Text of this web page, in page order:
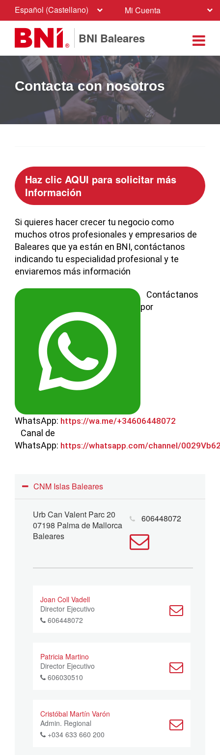
Español (Castellano) Mi Cuenta
BNI Baleares
Contacta con nosotros
Haz clic AQUI para solicitar más
Información
Si quieres hacer crecer tu negocio como
muchos otros profesionales y empresarios de
Baleares que ya están en BNI, contáctanos
indicando tu especialidad profesional y te
enviaremos más información
Contáctanos
por
WhatsApp: https://wa.me/+34606448072
Canal de
WhatsApp: https://whatsapp.com/channel/
CNM Islas Baleares
Urb Can Valent Parc 20
07198 Palma de Mallorca
Baleares
606448072
Joan Coll Vadell
Director Ejecutivo
606448072
Patricia Martino
Director Ejecutivo
606030510
Cristóbal Martín Varón
Admin. Regional
+034 633 660 200